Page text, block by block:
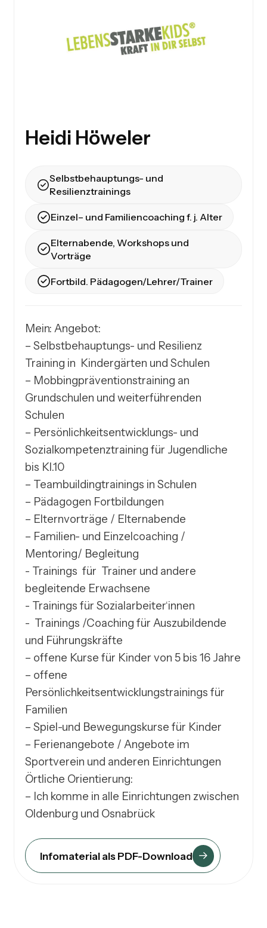
Heidi Höweler
Selbstbehauptungs- und
Resilienztrainings
Einzel– und Familiencoaching f. j. Alter
Elternabende, Workshops und
Vorträge
Fortbild. Pädagogen/Lehrer/Trainer
Mein: Angebot:
– Selbstbehauptungs- und Resilienz
Training in  Kindergärten und Schulen
– Mobbingpräventionstraining an
Grundschulen und weiterführenden
Schulen
– Persönlichkeitsentwicklungs- und
Sozialkompetenztraining für Jugendliche
bis Kl.10
– Teambuildingtrainings in Schulen
– Pädagogen Fortbildungen
– Elternvorträge / Elternabende
– Familien- und Einzelcoaching /
Mentoring/ Begleitung
- Trainings  für  Trainer und andere
begleitende Erwachsene
- Trainings für Sozialarbeiter‘innen
-  Trainings /Coaching für Auszubildende
und Führungskräfte
– offene Kurse für Kinder von 5 bis 16 Jahre
– offene
Persönlichkeitsentwicklungstrainings für
Familien
– Spiel-und Bewegungskurse für Kinder
– Ferienangebote / Angebote im
Sportverein und anderen Einrichtungen
Örtliche Orientierung:
– Ich komme in alle Einrichtungen zwischen
Oldenburg und Osnabrück
Infomaterial als PDF-Download